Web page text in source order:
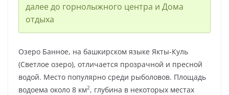
далее до горнолыжного центра и Дома
отдыха
Озеро Банное, на башкирском языке Якты-Куль
(Светлое озеро), отличается прозрачной и пресной
водой. Место популярно среди рыболовов. Площадь
водоема около 8 км2, глубина в некоторых местах